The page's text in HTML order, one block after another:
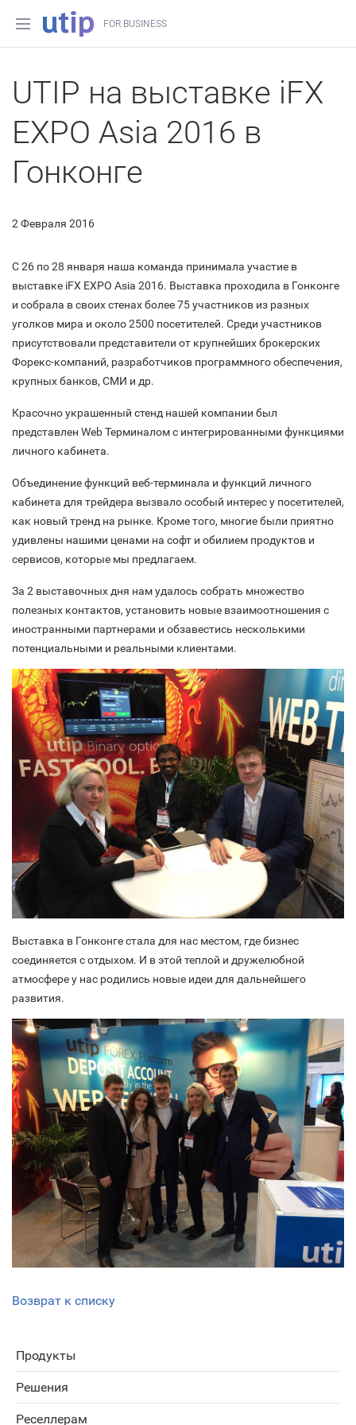
FOR BUSINESS
UTIP на выставке iFX
EXPO Asia 2016 в
Гонконге
2 Февраля 2016
С 26 по 28 января наша команда принимала участие в
выставке iFX EXPO Asia 2016. Выставка проходила в Гонконге
и собрала в своих стенах более 75 участников из разных
уголков мира и около 2500 посетителей. Среди участников
присутствовали представители от крупнейших брокерских
Форекс-компаний, разработчиков программного обеспечения,
крупных банков, СМИ и др.
Красочно украшенный стенд нашей компании был
представлен Web Терминалом с интегрированными функциями
личного кабинета.
Объединение функций веб-терминала и функций личного
кабинета для трейдера вызвало особый интерес у посетителей,
как новый тренд на рынке. Кроме того, многие были приятно
удивлены нашими ценами на софт и обилием продуктов и
сервисов, которые мы предлагаем.
За 2 выставочных дня нам удалось собрать множество
полезных контактов, установить новые взаимоотношения с
иностранными партнерами и обзавестись несколькими
потенциальными и реальными клиентами.
Выставка в Гонконге стала для нас местом, где бизнес
соединяется с отдыхом. И в этой теплой и дружелюбной
атмосфере у нас родились новые идеи для дальнейшего
развития.
Возврат к списку
Продукты
Решения
Реселлерам